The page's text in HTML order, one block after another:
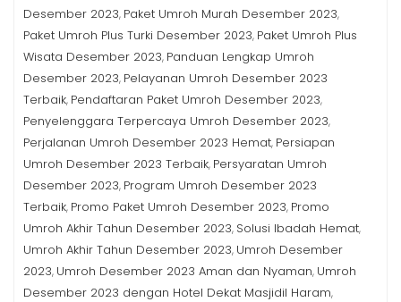
Desember 2023, Paket Umroh Murah Desember 2023,
Paket Umroh Plus Turki Desember 2023, Paket Umroh Plus
Wisata Desember 2023, Panduan Lengkap Umroh
Desember 2023, Pelayanan Umroh Desember 2023
Terbaik, Pendaftaran Paket Umroh Desember 2023,
Penyelenggara Terpercaya Umroh Desember 2023,
Perjalanan Umroh Desember 2023 Hemat, Persiapan
Umroh Desember 2023 Terbaik, Persyaratan Umroh
Desember 2023, Program Umroh Desember 2023
Terbaik, Promo Paket Umroh Desember 2023, Promo
Umroh Akhir Tahun Desember 2023, Solusi Ibadah Hemat,
Umroh Akhir Tahun Desember 2023, Umroh Desember
2023, Umroh Desember 2023 Aman dan Nyaman, Umroh
Desember 2023 dengan Hotel Dekat Masjidil Haram,